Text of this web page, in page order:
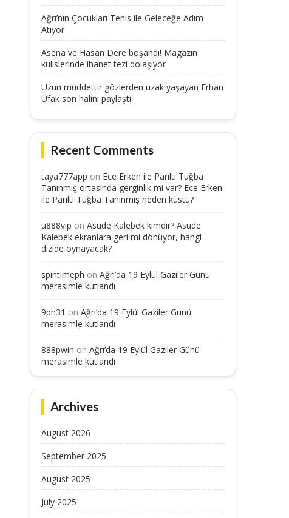
Ağrı’nın Çocukları Tenis ile Geleceğe Adım
Atıyor
Asena ve Hasan Dere boşandı! Magazin
kulislerinde ihanet tezi dolaşıyor
Uzun müddettir gözlerden uzak yaşayan Erhan
Ufak son halini paylaştı
Recent Comments
taya777app on Ece Erken ile Parıltı Tuğba
Tanınmış ortasında gerginlik mi var? Ece Erken
ile Parıltı Tuğba Tanınmış neden küstü?
u888vip on Asude Kalebek kimdir? Asude
Kalebek ekranlara geri mi dönüyor, hangi
dizide oynayacak?
spintimeph on Ağrı’da 19 Eylül Gaziler Günü
merasimle kutlandı
9ph31 on Ağrı’da 19 Eylül Gaziler Günü
merasimle kutlandı
888pwin on Ağrı’da 19 Eylül Gaziler Günü
merasimle kutlandı
Archives
August 2026
September 2025
August 2025
July 2025